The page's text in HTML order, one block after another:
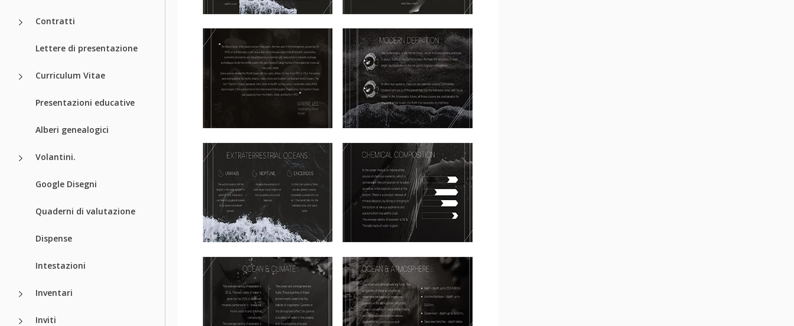
Contratti
Lettere di presentazione
Curriculum Vitae
Presentazioni educative
Alberi genealogici
Volantini.
Google Disegni
Quaderni di valutazione
Dispense
Intestazioni
Inventari
Inviti